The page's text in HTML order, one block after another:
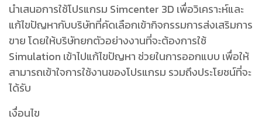
นำเสนอการใช้โปรแกรม Simcenter 3D เพื่อวิเคราะห์และ
แก้ไขปัญหากับบริษัทที่คัดเลือกเข้ากิจกรรมการส่งเสริมการ
ขาย โดยให้บริษัทยกตัวอย่างงานที่จะต้องการใช้
Simulation เข้าไปแก้ไขปัญหา ช่วยในการออกแบบ เพื่อให้
สามารถเข้าใจการใช้งานของโปรแกรม รวมถึงประโยชน์ที่จะ
ได้รับ
เงื่อนไข